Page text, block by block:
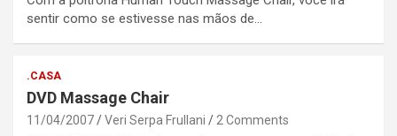
sentir como se estivesse nas mãos de…
.CASA
DVD Massage Chair
11/04/2007 Veri Serpa Frullani 2 Comments